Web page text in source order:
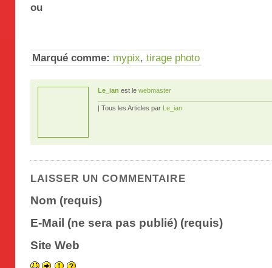
ou
Marqué comme: mypix, tirage photo
Le_ian est le webmaster
| Tous les Articles par Le_ian
LAISSER UN COMMENTAIRE
Nom (requis)
E-Mail (ne sera pas publié) (requis)
Site Web